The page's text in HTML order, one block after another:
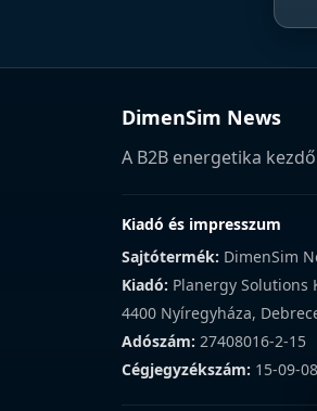
DimenSim News
A B2B energetika
Kiadó és impresszum
Sajtótermék: DimenSim
Kiadó: Planergy Solutions
4400 Nyíregyháza,
Adószám: 27408016-2-15
Cégjegyzékszám: 15-09-